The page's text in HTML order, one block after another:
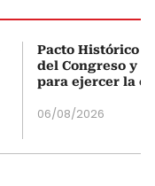
Pacto Histórico
del Congreso y
para ejercer la
06/08/2026